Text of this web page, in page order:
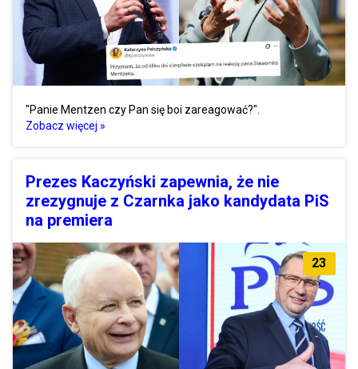
"Panie Mentzen czy Pan się boi zareagować?".
Zobacz więcej »
Prezes Kaczyński zapewnia, że nie
zrezygnuje z Czarnka jako kandydata PiS
na premiera
23